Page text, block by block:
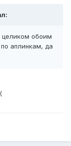
целиком обоим
аплинкам, да